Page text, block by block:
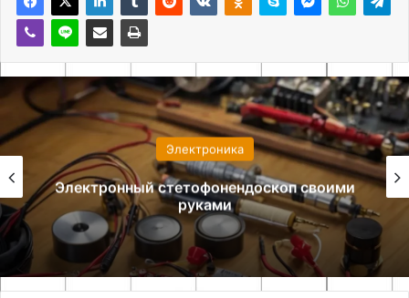
Электроника
Выбор комплектующих для сборки
светодиодного прибора